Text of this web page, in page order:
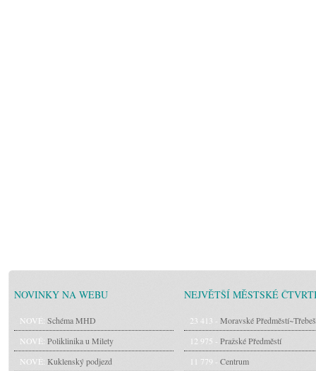
NOVINKY NA WEBU
NOVÉ: Schéma MHD
NOVÉ: Poliklinika u Milety
NOVÉ: Kuklenský podjezd
NEJVĚTŠÍ MĚSTSKÉ
23 413 - Moravské Předměstí~Třebeš
12 975 - Pražské Předměstí
11 779 - Centrum